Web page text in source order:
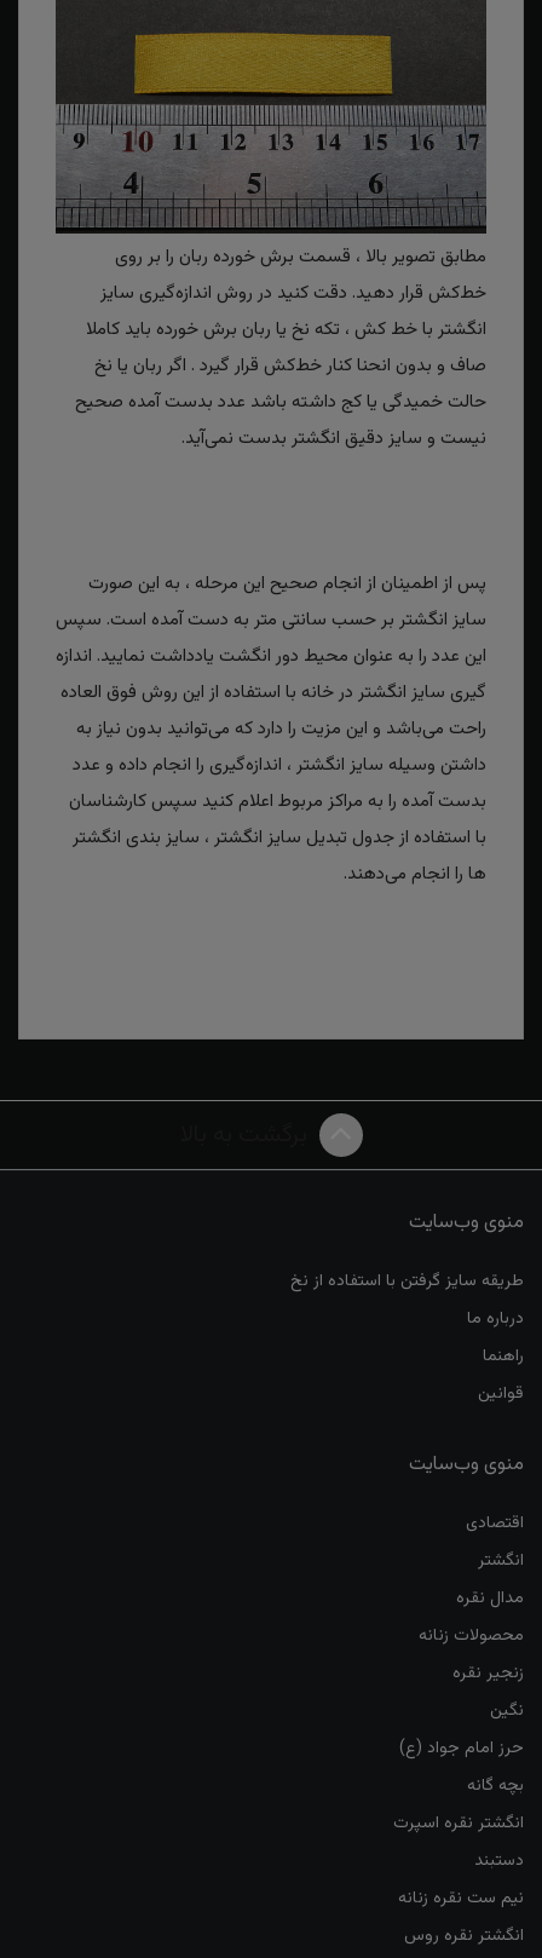
مطابق تصویر بالا ، قسمت برش خورده ربان را بر روی
خط‌کش قرار دهید. دقت کنید در روش اندازه‌گیری سایز
انگشتر با خط کش ، تکه نخ یا ربان برش خورده باید کاملا
صاف و بدون انحنا کنار خط‌کش قرار گیرد . اگر ربان یا نخ
حالت خمیدگی یا کج داشته باشد عدد بدست آمده صحیح
نیست و سایز دقیق انگشتر بدست نمی‌آید.
پس از اطمینان از انجام صحیح این مرحله ، به این صورت
سایز انگشتر بر حسب سانتی متر به دست آمده است. سپس
این عدد را به عنوان محیط دور انگشت یادداشت نمایید. اندازه
گیری سایز انگشتر در خانه با استفاده از این روش فوق العاده
راحت می‌باشد و این مزیت را دارد که می‌توانید بدون نیاز به
داشتن وسیله سایز انگشتر ، اندازه‌گیری را انجام داده و عدد
بدست آمده را به مراکز مربوط اعلام کنید سپس کارشناسان
با استفاده از جدول تبدیل سایز انگشتر ، سایز بندی انگشتر
ها را انجام می‌دهند.
منوی وب‌سایت
طریقه سایز گرفتن با استفاده از نخ
درباره ما
راهنما
قوانین
منوی وب‌سایت
اقتصادی
انگشتر
مدال نقره
محصولات زنانه
زنجیر نقره
نگین
حرز امام جواد (ع)
بچه گانه
انگشتر نقره اسپرت
دستبند
نیم ست نقره زنانه
انگشتر نقره روس